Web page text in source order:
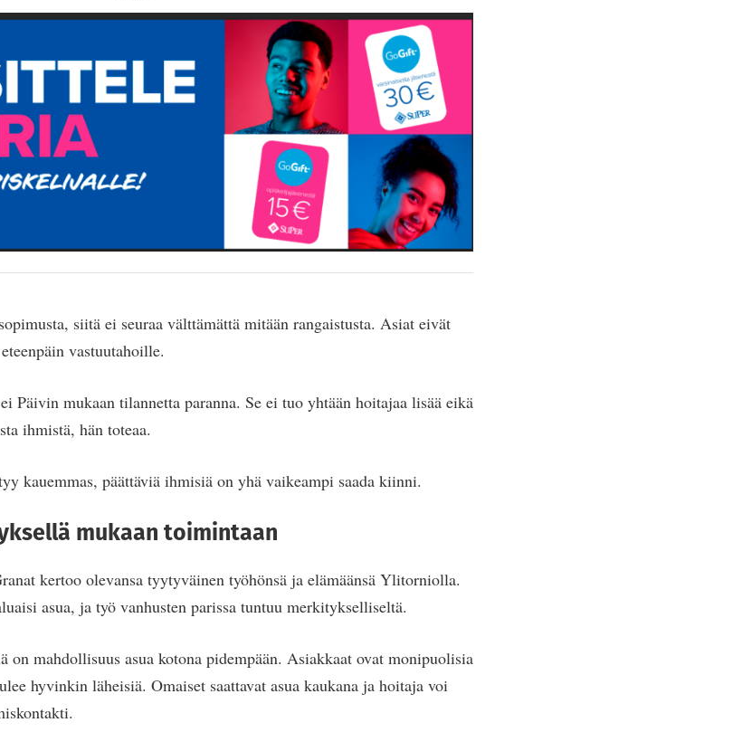
siitä ei seuraa välttämättä mitään rangaistusta. Asiat eivät
vastuutahoille.
Päivin mukaan tilannetta paranna. Se ei tuo yhtään hoitajaa lisää eikä
ihmistä, hän toteaa.
kauemmas, päättäviä ihmisiä on yhä vaikeampi saada kiinni.
mukaan toimintaan
kertoo olevansa tyytyväinen työhönsä ja elämäänsä Ylitorniolla.
asua, ja työ vanhusten parissa tuntuu merkitykselliseltä.
on mahdollisuus asua kotona pidempään. Asiakkaat ovat monipuolisia
hyvinkin läheisiä. Omaiset saattavat asua kaukana ja hoitaja voi